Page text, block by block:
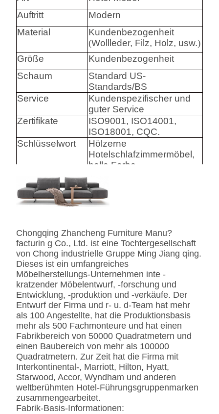
Auftritt
Modern
Material
Kundenbezogenheit
(Wollleder, Filz, Holz, usw.)
Größe
Kundenbezogenheit
Schaum
Standard US-
Standards/BS
Service
Kundenspezifischer und
guter Service
Zertifikate
ISO9001, ISO14001,
ISO18001, CQC.
Schlüsselwort
Hölzerne
Hotelschlafzimmermöbel,
helle Farbe
Harware
Hafele/Blum archie I
Hettich
Gewebe
Leder-/echtes
Leder-/Microfiber-Leder-
CA117 Standard oder
BS5852 Standardire des
Gewebe-/PU beständig
SS
Edelstahl #201 #304 #316,
bürstete oder
Spiegeloberfläche.
Fingerprintless
Verarbeitung
Marmor
Natürliches ausgeführt,
Kunde-spezifizierten
Chongqing Zhancheng Furniture Manu?
facturin g Co., Ltd. ist eine Tochtergesellschaft
von Chong industrielle Gruppe Ming Jiang qing.
Dieses ist ein umfangreiches
Möbelherstellungs-Unternehmen inte -
kratzender Möbelentwurf, -forschung und
Entwicklung, -produktion und -verkäufe. Der
Entwurf der Firma und r- u. d-Team hat mehr
als 100 Angestellte, hat die Produktionsbasis
mehr als 500 Fachmonteure und hat einen
Fabrikbereich von 50000 Quadratmetern und
einen Baubereich von mehr als 100000
Quadratmetern. Zur Zeit hat die Firma mit
Interkontinental-, Marriott, Hilton, Hyatt,
Starwood, Accor, Wyndham und anderen
weltberühmten Hotel-Führungsgruppenmarken
zusammengearbeitet.
Fabrik-Basis-Informationen: